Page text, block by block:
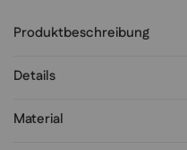
Produktbeschreibung
Details
Material